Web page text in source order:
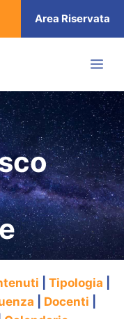
Area Riservata
Tipologia
Docenti